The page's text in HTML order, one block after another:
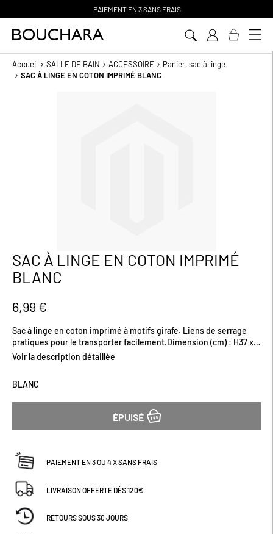
PAIEMENT EN 3 SANS FRAIS
Accueil SALLE DE BAIN ACCESSOIRE
Panier, sac à linge
SAC À LINGE EN COTON IMPRIMÉ BLANC
Passer
au
début
la
Galerie
d’images
SAC À LINGE EN COTON IMPRIMÉ
BLANC
6,99 €
Sac à linge en coton imprimé à motifs girafe. Liens de serrage
pratiques pour le transporter facilement.Dimension (cm) : H37 x
L30
Voir la description détaillée
BLANC
ÉPUISÉ
PAIEMENT EN 3 OU 4 X SANS FRAIS
LIVRAISON OFFERTE DÈS 120€
RETOURS SOUS 30 JOURS